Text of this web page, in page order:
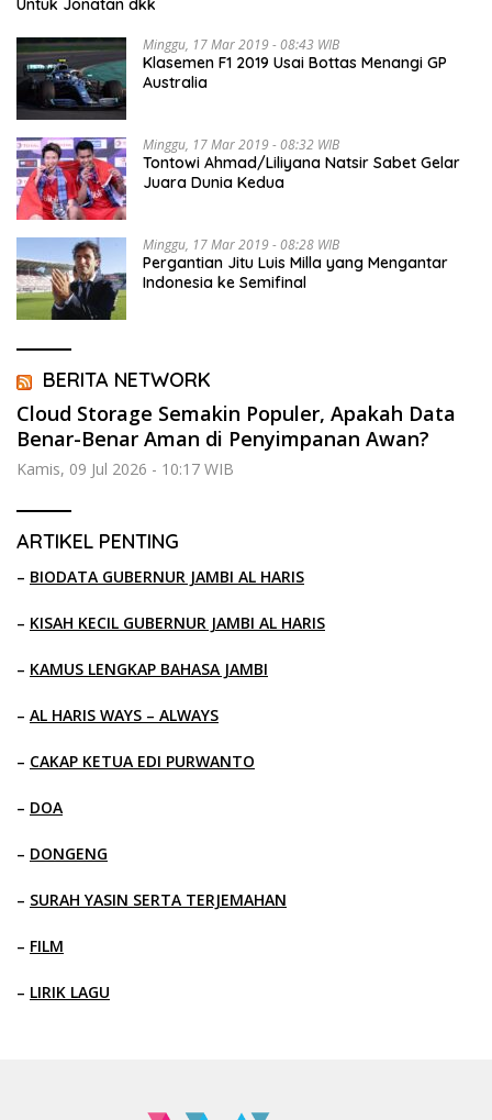
Untuk Jonatan dkk
Minggu, 17 Mar 2019 - 08:43 WIB
Klasemen F1 2019 Usai Bottas Menangi GP
Australia
Minggu, 17 Mar 2019 - 08:32 WIB
Tontowi Ahmad/Liliyana Natsir Sabet Gelar
Juara Dunia Kedua
Minggu, 17 Mar 2019 - 08:28 WIB
Pergantian Jitu Luis Milla yang Mengantar
Indonesia ke Semifinal
BERITA NETWORK
Cloud Storage Semakin Populer, Apakah Data
Benar-Benar Aman di Penyimpanan Awan?
Kamis, 09 Jul 2026 - 10:17 WIB
ARTIKEL PENTING
– BIODATA GUBERNUR JAMBI AL HARIS
– KISAH KECIL GUBERNUR JAMBI AL HARIS
– KAMUS LENGKAP BAHASA JAMBI
– AL HARIS WAYS – ALWAYS
– CAKAP KETUA EDI PURWANTO
– DOA
– DONGENG
– SURAH YASIN SERTA TERJEMAHAN
– FILM
– LIRIK LAGU